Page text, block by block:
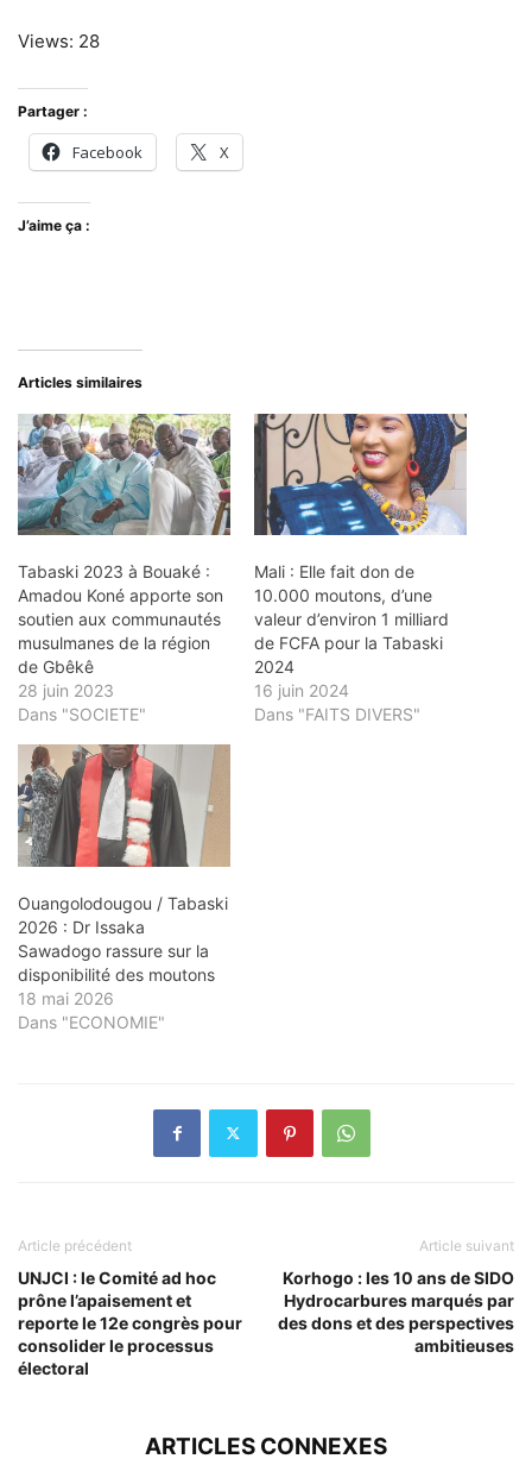
Views: 28
Partager :
Facebook X
J’aime ça :
Articles similaires
Tabaski 2023 à Bouaké :
Amadou Koné apporte son
soutien aux communautés
musulmanes de la région
de Gbêkê
28 juin 2023
Dans "SOCIETE"
Mali : Elle fait don de
10.000 moutons, d’une
valeur d’environ 1 milliard
de FCFA pour la Tabaski
2024
16 juin 2024
Dans "FAITS DIVERS"
Ouangolodougou / Tabaski
2026 : Dr Issaka
Sawadogo rassure sur la
disponibilité des moutons
18 mai 2026
Dans "ECONOMIE"
Article précédent
UNJCI : le Comité ad hoc
prône l’apaisement et
reporte le 12e congrès pour
consolider le processus
électoral
Article suivant
Korhogo : les 10 ans de SIDO
Hydrocarbures marqués par
des dons et des perspectives
ambitieuses
ARTICLES CONNEXES